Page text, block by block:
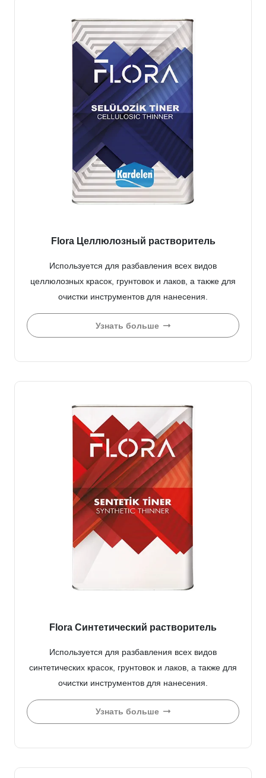
Flora Целлюлозный растворитель
Используется для разбавления всех видов
целлюлозных красок, грунтовок и лаков, а также для
очистки инструментов для нанесения.
Узнать больше
Flora Синтетический растворитель
Используется для разбавления всех видов
синтетических красок, грунтовок и лаков, а также для
очистки инструментов для нанесения.
Узнать больше